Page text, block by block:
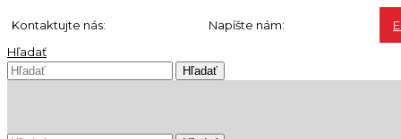
Kontaktujte nás: Napíšte nám:
Hľadať